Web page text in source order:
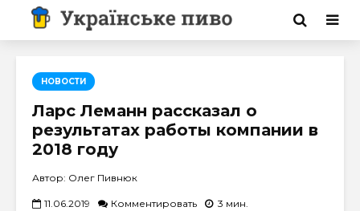
НОВОСТИ
Ларс Леманн рассказал о
результатах работы компании в
2018 году
Автор: Олег Пивнюк
11.06.2019 Комментировать 3 мин.